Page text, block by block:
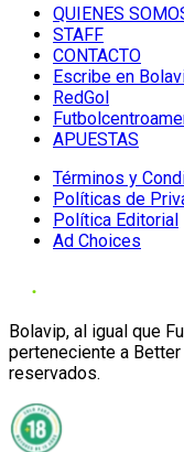
QUIENES
STAFF
CONTACTO
Escribe en
RedGol
APUESTAS
Términos y
Políticas de
Política Editorial
Ad Choices
Bolavip, al igual que
perteneciente a
reservados.